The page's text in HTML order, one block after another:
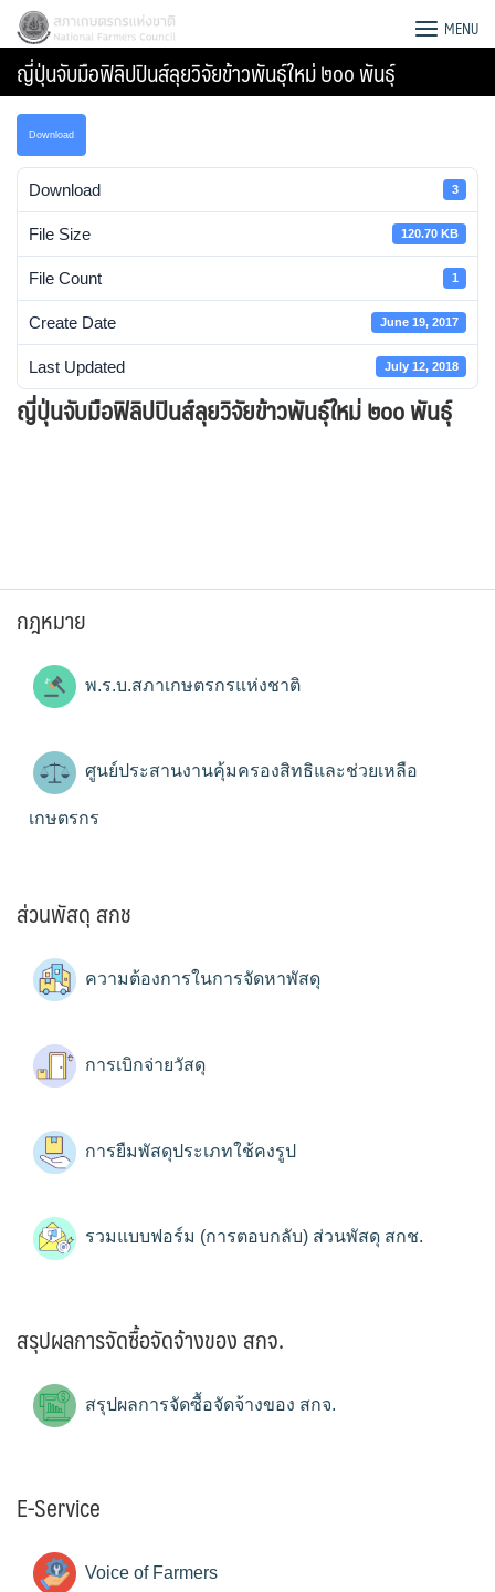
Skip
content
Search
สภาเกษตรกรแห่งชาติ MENU
ญี่ปุ่นจับมือฟิลิปปินส์ลุยวิจัยข้าวพันธุ์ใหม่ ๒๐๐ พันธุ์
Download
Download 3
File Size 120.70 KB
File Count 1
Create Date June 19, 2017
Last Updated July 12, 2018
ญี่ปุ่นจับมือฟิลิปปินส์ลุยวิจัยข้าวพันธุ์ใหม่ ๒๐๐ พันธุ์
กฎหมาย
พ.ร.บ.สภาเกษตรกรแห่งชาติ
ศูนย์ประสานงานคุ้มครองสิทธิและช่วยเหลือ
เกษตรกร
ส่วนพัสดุ สกช
ความต้องการในการจัดหาพัสดุ
การเบิกจ่ายวัสดุ
การยืมพัสดุประเภทใช้คงรูป
รวมแบบฟอร์ม (การตอบกลับ) ส่วนพัสดุ สกช.
สรุปผลการจัดซื้อจัดจ้างของ สกจ.
สรุปผลการจัดซื้อจัดจ้างของ สกจ.
E-Service
Voice of Farmers